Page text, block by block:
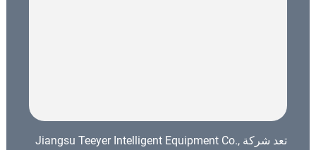
تعد شركة Jiangsu Teeyer Intelligent Equipment Co.,